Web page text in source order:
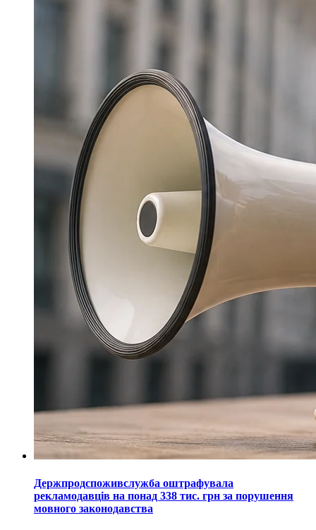
Держпродспоживслужба оштрафувала
рекламодавців на понад 338 тис. грн за порушення
мовного законодавства